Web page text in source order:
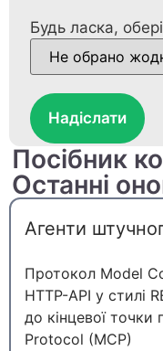
Будь ласка,
Надіслати
Посібник
Останні
Агенти
Протокол Model
HTTP-API у стилі
до кінцевої
Protocol (MCP)